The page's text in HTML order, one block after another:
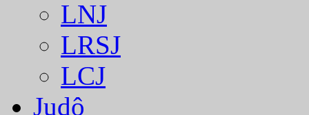
LNJ
LRSJ
LCJ
Judô